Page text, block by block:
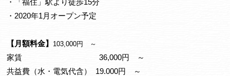
・「福住」駅より徒歩15分
・2020年1月オープン予定
【月額料金】 103,000円 ～
家賃 36,000円 ～
共益費（水・電気代含） 19.000円 ～